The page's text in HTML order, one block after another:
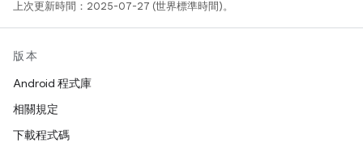
上次更新時間：2025-07-27 (世界標準時間)。
版本
Android 程式庫
相關規定
下載程式碼